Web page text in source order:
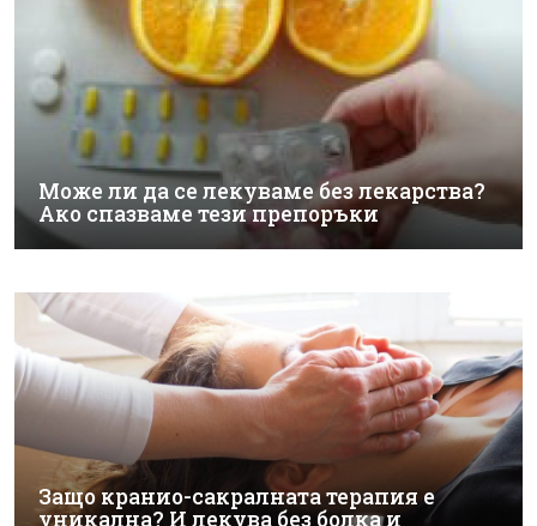
Може ли да се лекуваме без лекарства?
Ако спазваме тези препоръки
Защо кранио-сакралната терапия е
уникална? И лекува без болка и